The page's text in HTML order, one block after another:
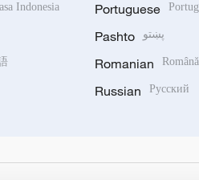
Indonesia Portuguese
Pashto پښتو
Romanian Română
Russian Русский